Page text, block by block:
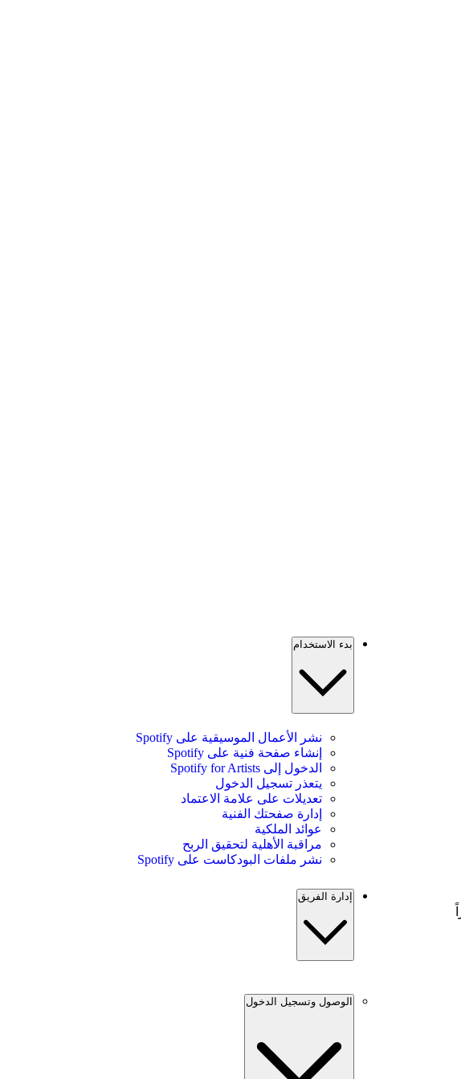
بدء الاستخدام
نشر الأعمال الموسيقية على Spotify
إنشاء صفحة فنية على Spotify
الدخول إلى Spotify for Artists
يتعذر تسجيل الدخول
تعديلات على علامة الاعتماد
إدارة صفحتك الفنية
عوائد الملكية
مراقبة الأهلية لتحقيق الربح
نشر ملفات البودكاست على Spotify
إدارة الفريق
الوصول وتسجيل الدخول